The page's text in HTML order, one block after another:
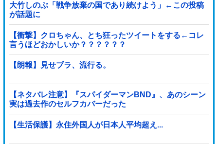
大竹しのぶ「戦争放棄の国であり続けよう」←この投稿
が話題に
【衝撃】クロちゃん、とち狂ったツイートをする←コレ
言うほどおかしいか？？？？？？
【朗報】見せブラ、流行る。
【ネタバレ注意】『スパイダーマンBND』、あのシーン
実は過去作のセルフカバーだった
【生活保護】永住外国人が日本人平均超え...